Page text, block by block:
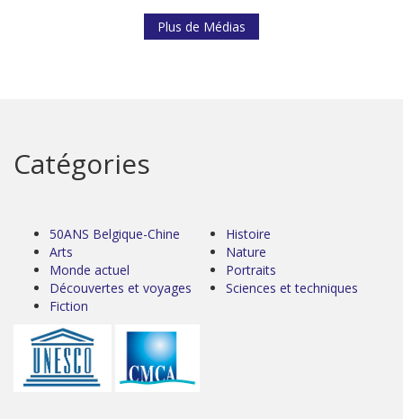
Plus de Médias
Catégories
50ANS Belgique-Chine
Arts
Monde actuel
Découvertes et voyages
Fiction
Histoire
Nature
Portraits
Sciences et techniques